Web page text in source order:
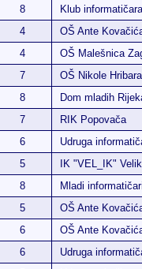
8
Klub
4
OŠ Ante
4
OŠ Malešnica
7
OŠ Nikole
8
Dom mladih
7
RIK Popovača
6
Udruga
5
IK "VEL_IK"
8
Mladi
5
OŠ Ante
6
OŠ Ante
6
Udruga